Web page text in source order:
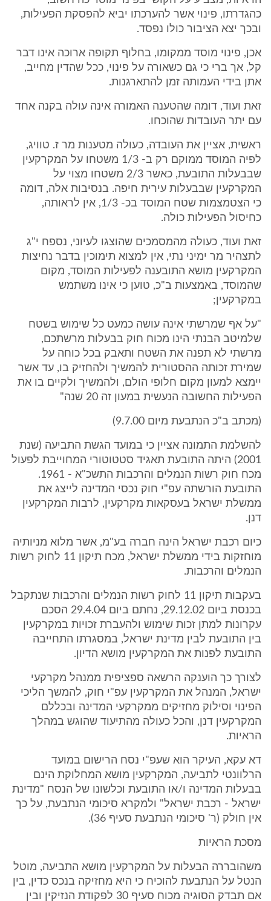
כהגדרתו, פינוי אשר להערכתו יביא להפסקת הפעילות,
ובכך יצא הציבור כולו נפסד.
אכן, פינוי מוסד ממקומו, בחלוף תקופה ארוכה אינו דבר
קל, אך ברי כי גם כשאורה על פינוי, ככל שהדין מחייב,
אתן בידי העמותה זמן להתארגנות.
זאת ועוד, דומה שהטענה האמורה אינה עולה בקנה אחד
עם יתר העובדות שהוכחו.
ראשית, אציין את העובדה, כעולה מטענות מר ז. טוויג,
לפיה המוסד ממוקם רק ב- 1/3 משטחו על המקרקעין
שבבעלות התובעת, כאשר 2/3 משטחו מצוי על
המקרקעין שבבעלות עירית חיפה. בנסיבות אלה, דומה
כי הצטמצמות שטח המוסד בכ- 1/3, אין לראותה,
כחיסול הפעילות כולה.
זאת ועוד, כעולה מהמסמכים שהוצגו לעיוני, נספח י"ג
לתצהיר מר ימיני נתי, אין למצוא תימוכין בדבר נחיצות
המקרקעין מושא התובענה לפעילות המוסד, מקום
שהמוסד, באמצעות ב"כ, טוען כי אינו משתמש
במקרקעין;
"על אף שמרשתי אינה עושה כמעט כל שימוש בשטח
שלמיטב הבנתי הינו מכוח חוק בבעלות מרשתכם,
מרשתי לא תפנה את השטח ותאבק בכל כוחה על
שמירת זכותה ההסטורית להמשיך ולהחזיק בו, עד אשר
יימצא למעון מקום חלופי הולם, ולהמשיך ולקיים בו את
הפעילות החשובה הנעשית במעון זה 20 שנה"
(מכתב ב"כ הנתבעת מיום 9.7.00)
להשלמת התמונה אציין כי במועד הגשת התביעה (שנת
2001) היתה התובעת תאגיד סטטוטורי המחוייבת לפעול
מכח חוק רשות הנמלים והרכבות התשכ"א - 1961.
התובעת הורשתה עפ"י חוק נכסי המדינה לייצג את
ממשלת ישראל בעסקאות מקרקעין, לרבות המקרקעין
דנן.
כיום רכבת ישראל הינה חברה בע"מ, אשר מלוא מניותיה
מוחזקות בידי ממשלת ישראל, מכח תיקון 11 לחוק רשות
הנמלים והרכבות.
בעקבות תיקון 11 לחוק רשות הנמלים והרכבות שנתקבל
בכנסת ביום 29.12.02, נחתם ביום 29.4.04 הסכם
עקרונות למתן זכות שימוש ולהעברת זכויות במקרקעין
בין התובעת לבין מדינת ישראל, במסגרתו התחייבה
התובעת לפנות את המקרקעין מושא הדיון.
לצורך כך הוענקה הרשאה ספציפית ממנהל מקרקעי
ישראל, המנהל את המקרקעין עפ"י חוק, להמשך הליכי
הפינוי וסילוק מחזיקים ממקרקעי המדינה ובכללם
המקרקעין דנן, והכל כעולה מהתיעוד שהוגש במהלך
הראיות.
דא עקא, העיקר הוא שעפ"י נסח הרישום במועד
הרלוונטי לתביעה, המקרקעין מושא המחלוקת הינם
בבעלות המדינה ו/או התובעת וכלשונו של הנסח "מדינת
ישראל - רכבת ישראל" ולמקרא סיכומי הנתבעת, על כך
אין חולק (ר' סיכומי הנתבעת סעיף 36).
מסכת הראיות
משהובררה הבעלות על המקרקעין מושא התביעה, מוטל
הנטל על הנתבעת להוכיח כי היא מחזיקה בנכס כדין, בין
אם תבדק הסוגיה מכוח סעיף 30 לפקודת הנזיקין ובין